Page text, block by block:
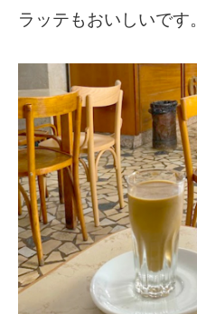
ラッテもおいしいです。